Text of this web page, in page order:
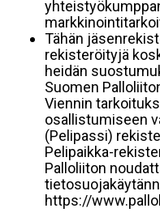
Tähän
rekisteröityjä
heidän
Suomen
Viennin
osallistumiseen
(Pelipassi)
Pelipaikka-
Palloliiton
https://